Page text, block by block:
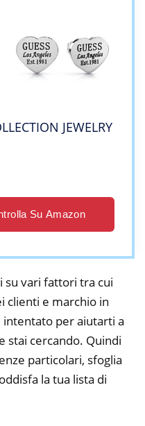
JEWELRY
Su Amazon
su vari fattori tra cui
clienti e marchio in
intentato per aiutarti a
stai cercando. Quindi
particolari, sfoglia
la tua lista di